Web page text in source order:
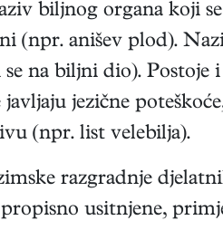
biljnog organa koji
(npr. anišev plod).
na biljni dio). Postoje
jezične
(npr. list velebilja).
razgradnje
usitnjene,